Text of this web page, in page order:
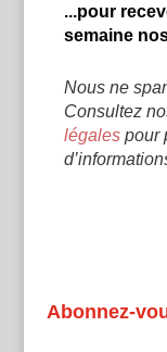
...pour
semaine
Nous ne
Consultez
légalespour
Abonnez-